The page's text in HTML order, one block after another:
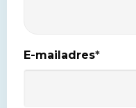
E-mailadres*